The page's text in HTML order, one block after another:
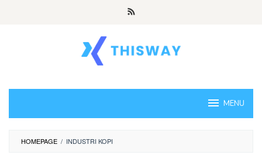
MENU
HOMEPAGE / INDUSTRI KOPI